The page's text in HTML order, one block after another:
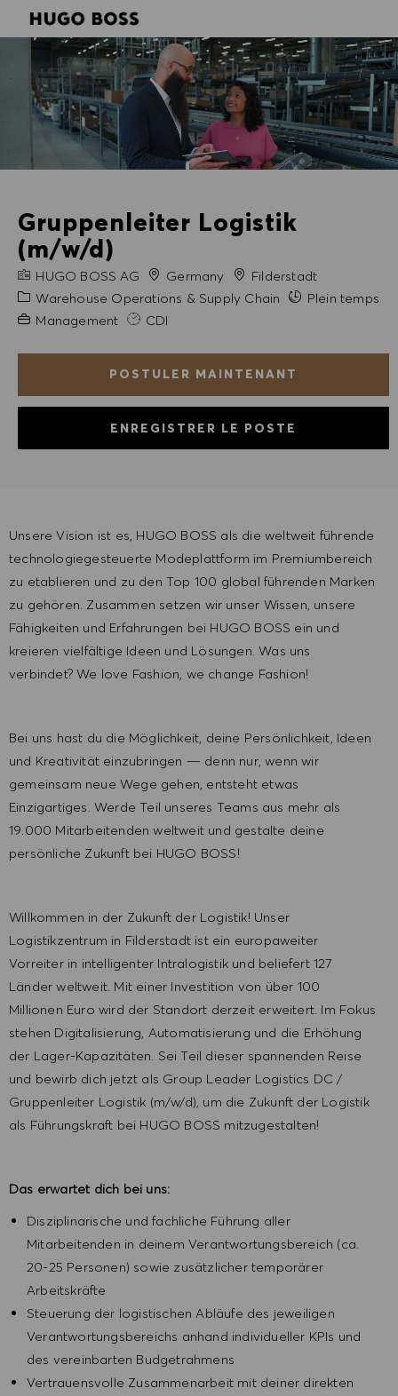
Gruppenleiter Logistik
(m/w/d)
NOM DE L'ENTREPRISE
HUGO BOSS AG Germany VilleFilderstadt
Catégorie
Warehouse Operations & Supply Chain
Plein temps
Expérience requise
Management CDI
POSTULER MAINTENANT
ENREGISTRER LE POSTE
Unsere Vision ist es, HUGO BOSS als die weltweit führende
technologiegesteuerte Modeplattform im Premiumbereich
zu etablieren und zu den Top 100 global führenden Marken
zu gehören. Zusammen setzen wir unser Wissen, unsere
Fähigkeiten und Erfahrungen bei HUGO BOSS ein und
kreieren vielfältige Ideen und Lösungen. Was uns
verbindet? We love Fashion, we change Fashion!
Bei uns hast du die Möglichkeit, deine Persönlichkeit, Ideen
und Kreativität einzubringen — denn nur, wenn wir
gemeinsam neue Wege gehen, entsteht etwas
Einzigartiges. Werde Teil unseres Teams aus mehr als
19.000 Mitarbeitenden weltweit und gestalte deine
persönliche Zukunft bei HUGO BOSS!
Willkommen in der Zukunft der Logistik! Unser
Logistikzentrum in Filderstadt ist ein europaweiter
Vorreiter in intelligenter Intralogistik und beliefert 127
Länder weltweit. Mit einer Investition von über 100
Millionen Euro wird der Standort derzeit erweitert. Im Fokus
stehen Digitalisierung, Automatisierung und die Erhöhung
der Lager-Kapazitäten. Sei Teil dieser spannenden Reise
und bewirb dich jetzt als Group Leader Logistics DC /
Gruppenleiter Logistik (m/w/d), um die Zukunft der Logistik
als Führungskraft bei HUGO BOSS mitzugestalten!
Das erwartet dich bei uns:
Disziplinarische und fachliche Führung aller
Mitarbeitenden in deinem Verantwortungsbereich (ca.
20-25 Personen) sowie zusätzlicher temporärer
Arbeitskräfte
Steuerung der logistischen Abläufe des jeweiligen
Verantwortungsbereichs anhand individueller KPIs und
des vereinbarten Budgetrahmens
Vertrauensvolle Zusammenarbeit mit deiner direkten